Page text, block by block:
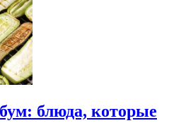
блюда, которые